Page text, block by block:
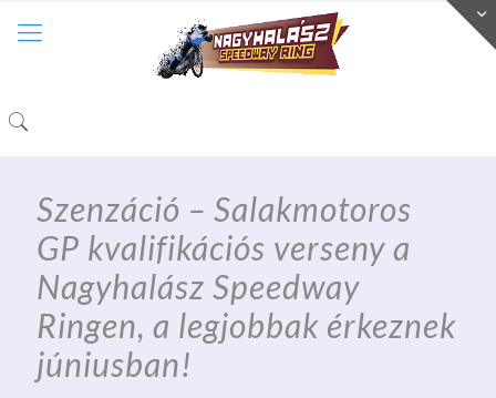
Szenzáció – Salakmotoros
GP kvalifikációs verseny a
Nagyhalász Speedway
Ringen, a legjobbak érkeznek
júniusban!